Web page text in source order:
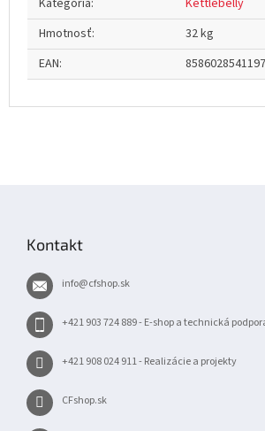
Kategória:
Kettlebelly
Hmotnosť:
32 kg
EAN: 8586028541197
Kontakt
info@cfshop.sk
+421 903 724 889 - E-shop a technická
+421 908 024 911 - Realizácie a projekty
CFshop.sk